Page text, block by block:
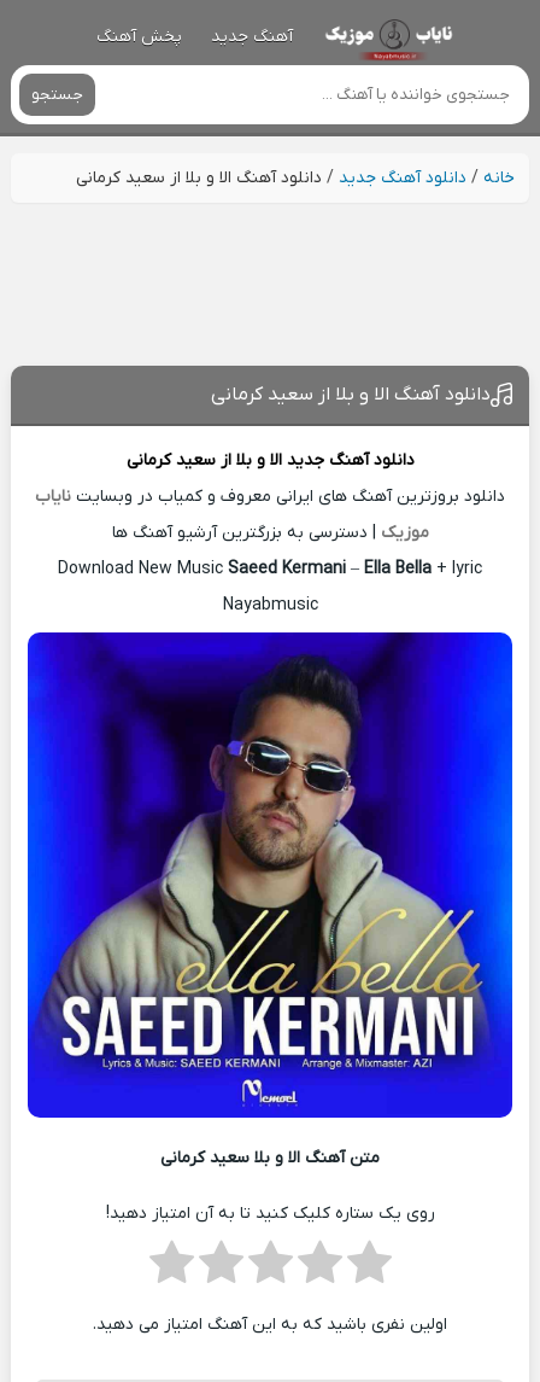
آهنگ جدید پخش آهنگ
جستجو
خانه/ دانلود آهنگ جدید / دانلود آهنگ الا و بلا از سعید کرمانی
دانلود آهنگ الا و بلا از سعید کرمانی
دانلود آهنگ جدید الا و بلا ازسعید کرمانی
دانلود بروزترین آهنگ های ایرانی معروف و کمیاب در وبسایت نایاب
موزیک | دسترسی به بزرگترین آرشیو آهنگ ها
Download New Music Saeed Kermani – Ella Bella + lyric
Nayabmusic
متن آهنگ الا و بلا سعید کرمانی
روی یک ستاره کلیک کنید تا به آن امتیاز دهید!
اولین نفری باشید که به این آهنگ امتیاز می دهید.